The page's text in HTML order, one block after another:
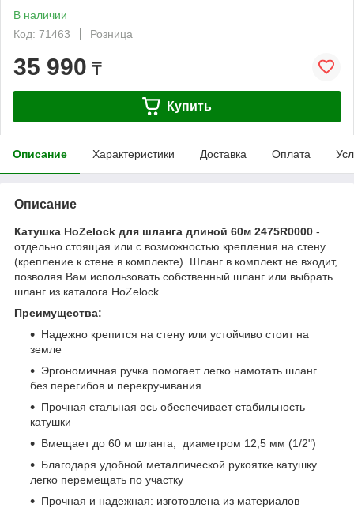
В наличии
Код: 71463
Розница
35 990 ₸
Купить
Описание Характеристики Доставка Оплата
Описание
Катушка HoZelock для шланга длиной 60м 2475R0000 -
отдельно стоящая или с возможностью крепления на стену
(крепление к стене в комплекте). Шланг в комплект не входит,
позволяя Вам использовать собственный шланг или выбрать
шланг из каталога HoZelock.
Преимущества:
Надежно крепится на стену или устойчиво стоит на
земле
Эргономичная ручка помогает легко намотать шланг
без перегибов и перекручивания
Прочная стальная ось обеспечивает стабильность
катушки
Вмещает до 60 м шланга, диаметром 12,5 мм (1/2")
Благодаря удобной металлической рукоятке катушку
легко перемещать по участку
Прочная и надежная: изготовлена из материалов